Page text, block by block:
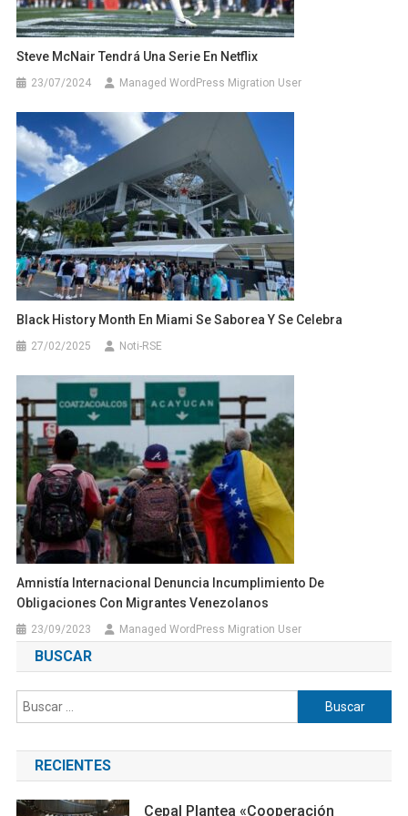
Steve McNair Tendrá Una Serie En Netflix
23/07/2024 Managed WordPress Migration User
Black History Month En Miami Se Saborea Y Se Celebra
27/02/2025 Noti-RSE
Amnistía Internacional Denuncia Incumplimiento De
Obligaciones Con Migrantes Venezolanos
23/09/2023 Managed WordPress Migration User
BUSCAR
Buscar:
RECIENTES
Cepal Plantea «cooperación